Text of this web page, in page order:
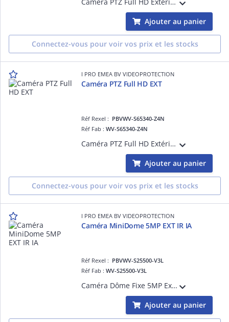
Ajouter au panier
Connectez-vous pour voir vos prix et les stocks
I PRO EMEA BV VIDEOPROTECTION
Caméra PTZ Full HD EXT
Réf Rexel : PBVWV-S65340-Z4N
Réf Fab :WV-S65340-Z4N
Caméra PTZ Full HD Extérieur Antivandale IK10 et IP66, avec revêtement Clear Sight, H265 H264, 0,015 lux Couleur, 144 dB, Zoom optique x40, PAN sans butée, stabilisateur gyroscopique, avec plateforme ouverte d'intelligence artificielle
Ajouter au panier
Connectez-vous pour voir vos prix et les stocks
I PRO EMEA BV VIDEOPROTECTION
Caméra MiniDome 5MP EXT IR IA
Réf Rexel : PBVWV-S25500-V3L
Réf Fab :WV-S25500-V3L
Caméra Dôme Fixe 5MP Extérieur Antivandale IK10, H265 H264, 0,05 lux Couleur, Led IR 40m, Objectif varifocale motorisé 2.9-9mm, avec plateforme ouverte d'intelligence artificielle
Ajouter au panier